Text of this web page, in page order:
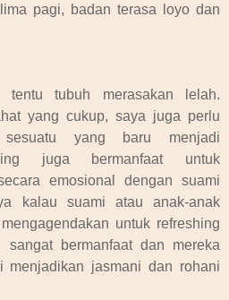
pagi, badan terasa loyo dan
tentu tubuh merasakan lelah.
yang cukup, saya juga perlu
yang baru menjadi
juga bermanfaat untuk
emosional dengan suami
kalau suami atau anak-anak
untuk refreshing
bermanfaat dan mereka
menjadikan jasmani dan rohani